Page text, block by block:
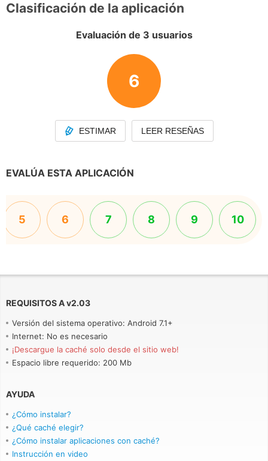
Clasificación de la aplicación
Evaluación de 3 usuarios
6
ESTIMAR LEER RESEÑAS
EVALÚA ESTA APLICACIÓN
5 6 7 8 9 10
REQUISITOS Av2.03
Versión del sistema operativo: Android 7.1+
Internet: No es necesario
¡Descargue la caché solo desde el sitio web!
Espacio libre requerido: 200 Mb
AYUDA
¿Cómo instalar?
¿Qué caché elegir?
¿Cómo instalar aplicaciones con caché?
Instrucción en video